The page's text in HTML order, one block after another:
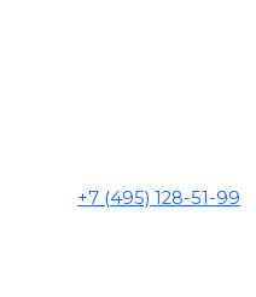
+7 (495) 128-51-99